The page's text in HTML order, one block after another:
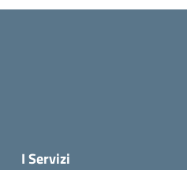
I Servizi